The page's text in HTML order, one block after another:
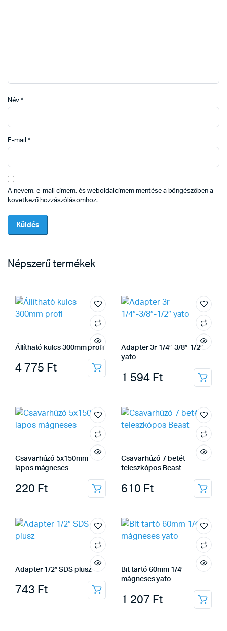
Név *
E-mail *
A nevem, e-mail címem, és weboldalcímem mentése a böngészőben a
következő hozzászólásomhoz.
Népszerű termékek
Állítható kulcs 300mm profi
4 775 Ft
Adapter 3r 1/4″-3/8″-1/2″
yato
1 594 Ft
Csavarhúzó 5x150mm
lapos mágneses
220 Ft
Csavarhúzó 7 betét
teleszkópos Beast
610 Ft
Adapter 1/2″ SDS plusz
743 Ft
Bit tartó 60mm 1/4′
mágneses yato
1 207 Ft